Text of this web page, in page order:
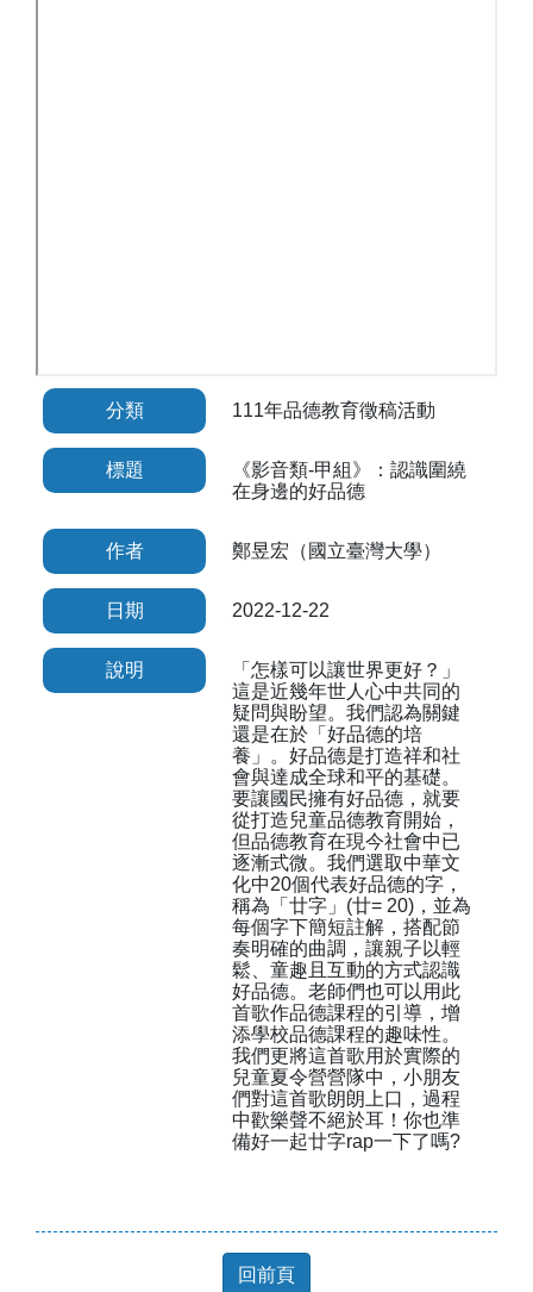
分類 111年品德教育徵稿活動
標題
《影音類-甲組》：認識圍繞
在身邊的好品德
作者 鄭昱宏（國立臺灣大學）
日期 2022-12-22
說明
「怎樣可以讓世界更好？」
這是近幾年世人心中共同的
疑問與盼望。我們認為關鍵
還是在於「好品德的培
養」。好品德是打造祥和社
會與達成全球和平的基礎。
要讓國民擁有好品德，就要
從打造兒童品德教育開始，
但品德教育在現今社會中已
逐漸式微。我們選取中華文
化中20個代表好品德的字，
稱為「廿字」(廿= 20)，並為
每個字下簡短註解，搭配節
奏明確的曲調，讓親子以輕
鬆、童趣且互動的方式認識
好品德。老師們也可以用此
首歌作品德課程的引導，增
添學校品德課程的趣味性。
我們更將這首歌用於實際的
兒童夏令營營隊中，小朋友
們對這首歌朗朗上口，過程
中歡樂聲不絕於耳！你也準
備好一起廿字rap一下了嗎?
回前頁